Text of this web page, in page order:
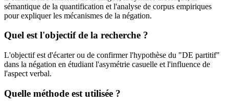
sémantique de la quantification et l'analyse de corpus empiriques
pour expliquer les mécanismes de la négation.
Quel est l'objectif de la recherche ?
L'objectif est d'écarter ou de confirmer l'hypothèse du "DE partitif"
dans la négation en étudiant l'asymétrie casuelle et l'influence de
l'aspect verbal.
Quelle méthode est utilisée ?